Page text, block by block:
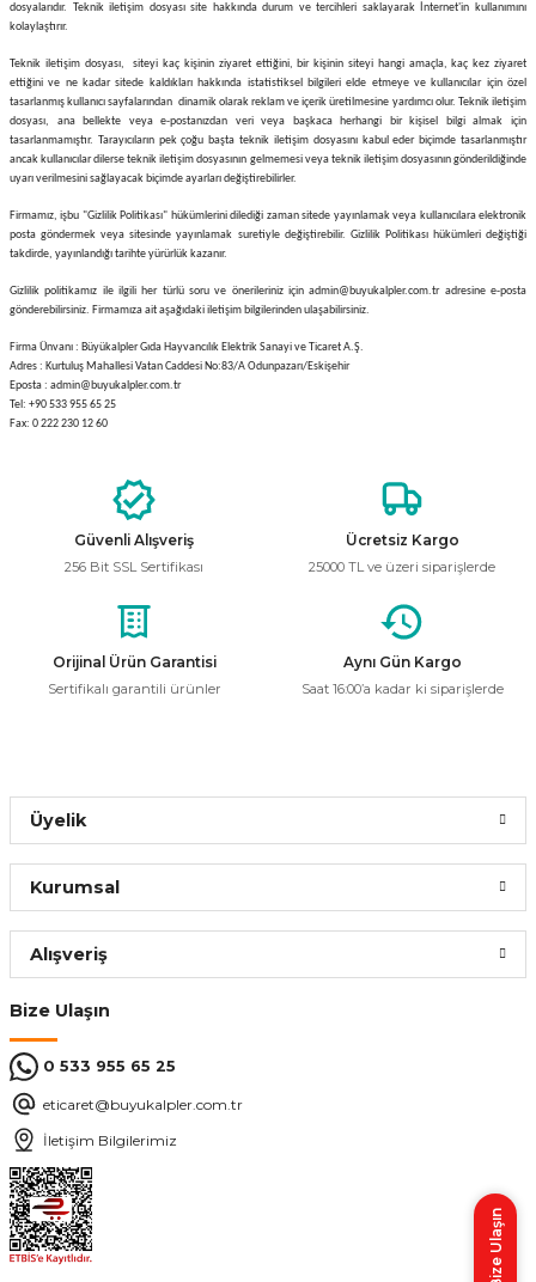
dosyalarıdır. Teknik iletişim dosyası site hakkında durum ve tercihleri saklayarak İnternet'in kullanımını
kolaylaştırır.
Teknik iletişim dosyası, siteyi kaç kişinin ziyaret ettiğini, bir kişinin siteyi hangi amaçla, kaç kez ziyaret
ettiğini ve ne kadar sitede kaldıkları hakkında istatistiksel bilgileri elde etmeye ve kullanıcılar için özel
tasarlanmış kullanıcı sayfalarından dinamik olarak reklam ve içerik üretilmesine yardımcı olur. Teknik iletişim
dosyası, ana bellekte veya e-postanızdan veri veya başkaca herhangi bir kişisel bilgi almak için
tasarlanmamıştır. Tarayıcıların pek çoğu başta teknik iletişim dosyasını kabul eder biçimde tasarlanmıştır
ancak kullanıcılar dilerse teknik iletişim dosyasının gelmemesi veya teknik iletişim dosyasının gönderildiğinde
uyarı verilmesini sağlayacak biçimde ayarları değiştirebilirler.
Firmamız, işbu "Gizlilik Politikası" hükümlerini dilediği zaman sitede yayınlamak veya kullanıcılara elektronik
posta göndermek veya sitesinde yayınlamak suretiyle değiştirebilir. Gizlilik Politikası hükümleri değiştiği
takdirde, yayınlandığı tarihte yürürlük kazanır.
Gizlilik politikamız ile ilgili her türlü soru ve önerileriniz için admin@buyukalpler.com.tr adresine e-posta
gönderebilirsiniz. Firmamıza ait aşağıdaki iletişim bilgilerinden ulaşabilirsiniz.
Firma Ünvanı : Büyükalpler Gıda Hayvancılık Elektrik Sanayi ve Ticaret A.Ş.
Adres : Kurtuluş Mahallesi Vatan Caddesi No:83/A Odunpazarı/Eskişehir
Eposta : admin@buyukalpler.com.tr
Tel: +90 533 955 65 25
Fax: 0 222 230 12 60
Güvenli Alışveriş
256 Bit SSL Sertifikası
Ücretsiz Kargo
25000 TL ve üzeri siparişlerde
Orijinal Ürün Garantisi
Sertifikalı garantili ürünler
Aynı Gün Kargo
Saat 16:00’a kadar ki siparişlerde
Bize Ulaşın
0 533 955 65 25
eticaret@buyukalpler.com.tr
İletişim Bilgilerimiz
Üyelik
Kurumsal
Alışveriş
Bize Ulaşın